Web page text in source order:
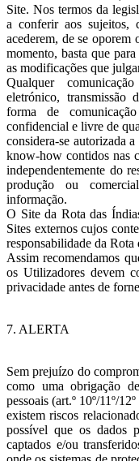
Site. Nos termos da
a conferir aos sujeitos,
acederem, de se oporem
momento, basta que
as modificações que
Qualquer
eletrónico, transmissão
forma de
confidencial e livre de
considera-se autorizada
know-how contidos nas
independentemente do
produção ou
informação.
O Site da Rota das
Sites externos cujos
responsabilidade da Rota
Assim recomendamos
os Utilizadores devem
privacidade antes de
7. ALERTA
Sem prejuízo do
como uma obrigação
pessoais (art.º 10º/11º/
existem riscos
possível que os dados
captados e/ou